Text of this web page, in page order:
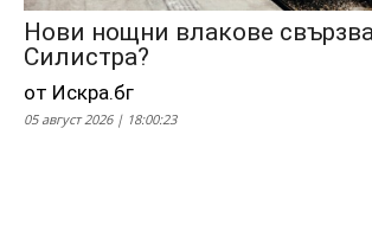
Нови нощни влакове
Силистра?
от Искра.бг
05 август 2026 | 18:00:23